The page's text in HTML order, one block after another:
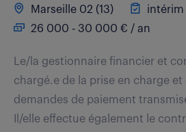
Marseille 02 (13) intérim
26 000 - 30 000 € / an
Le/la gestionnaire financier et
chargé.e de la prise en charge
demandes de paiement
Il/elle effectue également le